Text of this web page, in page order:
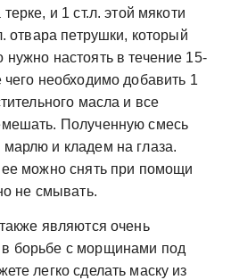
и 1 ст.л. этой мякоти
отвара петрушки, который
нужно настоять в течение 15-
необходимо добавить 1
масла и все
Полученную смесь
и кладем на глаза.
можно снять при помощи
не смывать.
являются очень
борьбе с морщинами под
легко сделать маску из